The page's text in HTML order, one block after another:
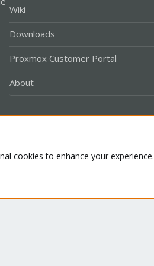
Wiki
Downloads
Proxmox Customer Portal
About
cookies to enhance your experience.